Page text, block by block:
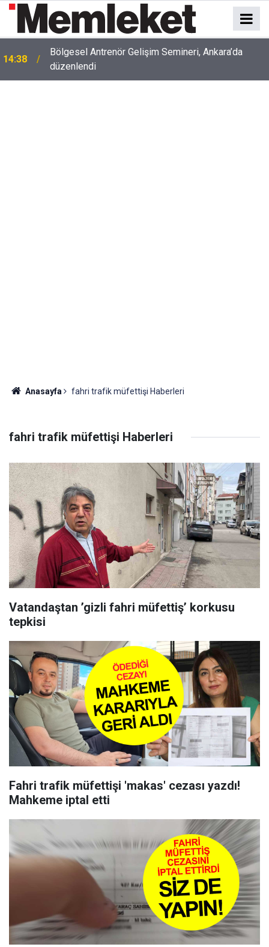
14:38
Bölgesel Antrenör Gelişim Semineri, Ankara’da
düzenlendi
Anasayfa fahri trafik müfettişi Haberleri
fahri trafik müfettişi Haberleri
Vatandaştan ’gizli fahri müfettiş’ korkusu
tepkisi
Fahri trafik müfettişi 'makas' cezası yazdı!
Mahkeme iptal etti